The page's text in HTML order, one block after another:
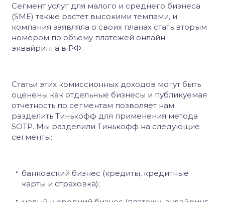
Сегмент услуг для малого и среднего бизнеса
(SME) также растет высокими темпами, и
компания заявляла о своих планах стать вторым
номером по объему платежей онлайн-
эквайринга в РФ.
Статьи этих комиссионных доходов могут быть
оценены как отдельные бизнесы и публикуемая
отчетность по сегментам позволяет нам
разделить Тинькофф для применения метода
SOTP. Мы разделили Тинькофф на следующие
сегменты:
банковский бизнес (кредиты, кредитные
карты и страховка);